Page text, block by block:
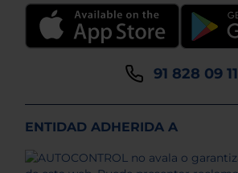
91 828 09 11
ENTIDAD ADHERIDA A